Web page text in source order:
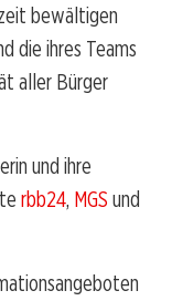
bewältigen
die ihres Teams
aller Bürger
und ihre
rbb24, MGS und